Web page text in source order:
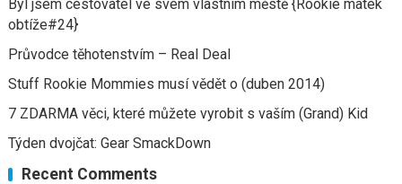
Byl jsem cestovatel ve svém vlastním městě {Rookie matek
obtíže#24}
Průvodce těhotenstvím – Real Deal
Stuff Rookie Mommies musí vědět o (duben 2014)
7 ZDARMA věci, které můžete vyrobit s vaším (Grand) Kid
Týden dvojčat: Gear SmackDown
Recent Comments